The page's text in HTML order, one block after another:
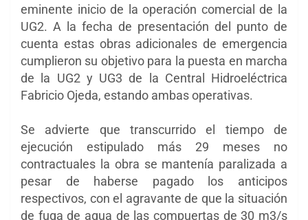
eminente inicio de la operación comercial de la
UG2. A la fecha de presentación del punto de
cuenta estas obras adicionales de emergencia
cumplieron su objetivo para la puesta en marcha
de la UG2 y UG3 de la Central Hidroeléctrica
Fabricio Ojeda, estando ambas operativas.
Se advierte que transcurrido el tiempo de
ejecución estipulado más 29 meses no
contractuales la obra se mantenía paralizada a
pesar de haberse pagado los anticipos
respectivos, con el agravante de que la situación
de fuga de agua de las compuertas de 30 m3/s